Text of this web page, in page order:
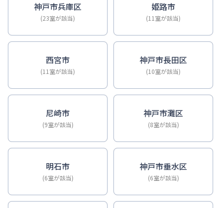
神戸市兵庫区
(23室が該当)
姫路市
(11室が該当)
西宮市
(11室が該当)
神戸市長田区
(10室が該当)
尼崎市
(9室が該当)
神戸市灘区
(8室が該当)
明石市
(6室が該当)
神戸市垂水区
(6室が該当)